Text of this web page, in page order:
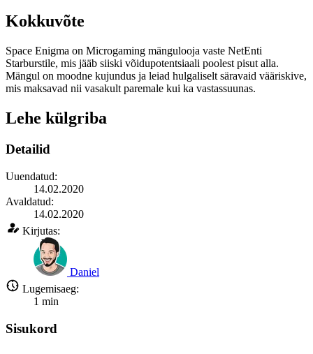
Kokkuvõte
Space Enigma on Microgaming mängulooja vaste NetEnti
Starburstile, mis jääb siiski võidupotentsiaali poolest pisut alla.
Mängul on moodne kujundus ja leiad hulgaliselt säravaid vääriskive,
mis maksavad nii vasakult paremale kui ka vastassuunas.
Lehe külgriba
Detailid
Uuendatud:
14.02.2020
Avaldatud:
14.02.2020
Kirjutas:
Daniel
Lugemisaeg:
1 min
Sisukord